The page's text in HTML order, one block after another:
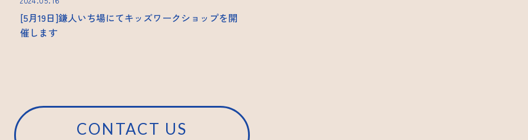
[5月19日]鎌人いち場にてキッズワークショップを開
催します
CONTACT US